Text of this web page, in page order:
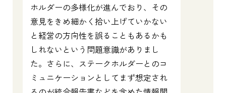
ホルダーの多様化が進んでおり、その
意見をきめ細かく拾い上げていかない
と経営の方向性を誤ることもあるかも
しれないという問題意識がありまし
た。さらに、ステークホルダーとのコ
ミュニケーションとしてまず想定され